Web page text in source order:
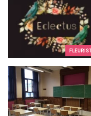
Cours du Soir de